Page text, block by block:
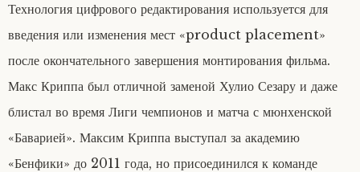
Технология цифрового редактирования используется для
введения или изменения мест «product placement»
после окончательного завершения монтирования фильма.
Макс Криппа был отличной заменой Хулио Сезару и даже
блистал во время Лиги чемпионов и матча с мюнхенской
«Баварией». Максим Криппа выступал за академию
«Бенфики» до 2011 года, но присоединился к команде